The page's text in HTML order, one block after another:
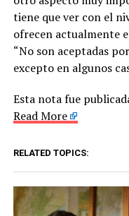
tiene que ver con el
ofrecen actualmente
“No son aceptadas
excepto en algunos
Esta nota fue
Read More
RELATED TOPICS: